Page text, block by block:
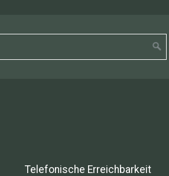
Telefonische Erreichbarkeit